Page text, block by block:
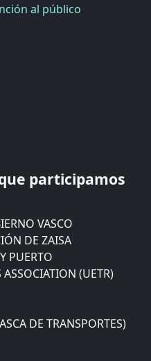
al público
participamos
VASCO
DE ZAISA
PUERTO
(UETR)
DE TRANSPORTES)